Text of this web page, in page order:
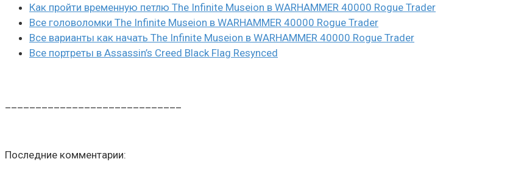
Как пройти временную петлю The Infinite Museion в WARHAMMER 40000 Rogue Trader
Все головоломки The Infinite Museion в WARHAMMER 40000 Rogue Trader
Все варианты как начать The Infinite Museion в WARHAMMER 40000 Rogue Trader
Все портреты в Assassin’s Creed Black Flag Resynced
Последние комментарии: